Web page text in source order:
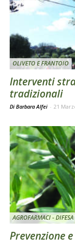
OLIVETO E FRANTOIO
Interventi
tradizionali
Di Barbara Alfei - 21
AGROFARMACI - DIFESA
Prevenzione